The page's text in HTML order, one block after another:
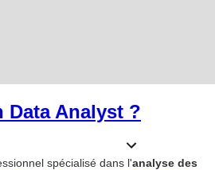
Data Analyst ?
spécialisé dans l'analyse des